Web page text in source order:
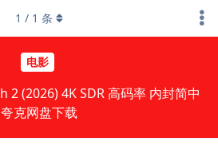
电影
2 (2026) 4K SDR 高码率 内封简中
夸克网盘下载
1 / 1 条